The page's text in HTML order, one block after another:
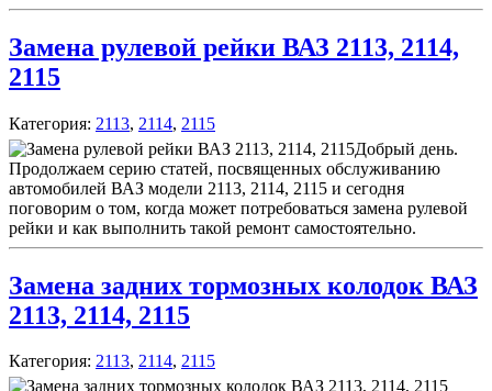
Замена рулевой рейки ВАЗ 2113, 2114,
2115
Категория: 2113, 2114, 2115
Добрый день.
Продолжаем серию статей, посвященных обслуживанию
автомобилей ВАЗ модели 2113, 2114, 2115 и сегодня
поговорим о том, когда может потребоваться замена рулевой
рейки и как выполнить такой ремонт самостоятельно.
Замена задних тормозных колодок ВАЗ
2113, 2114, 2115
Категория: 2113, 2114, 2115